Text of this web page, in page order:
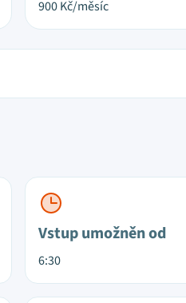
900Kč/měsíc
Vstup umožněn od
6:30